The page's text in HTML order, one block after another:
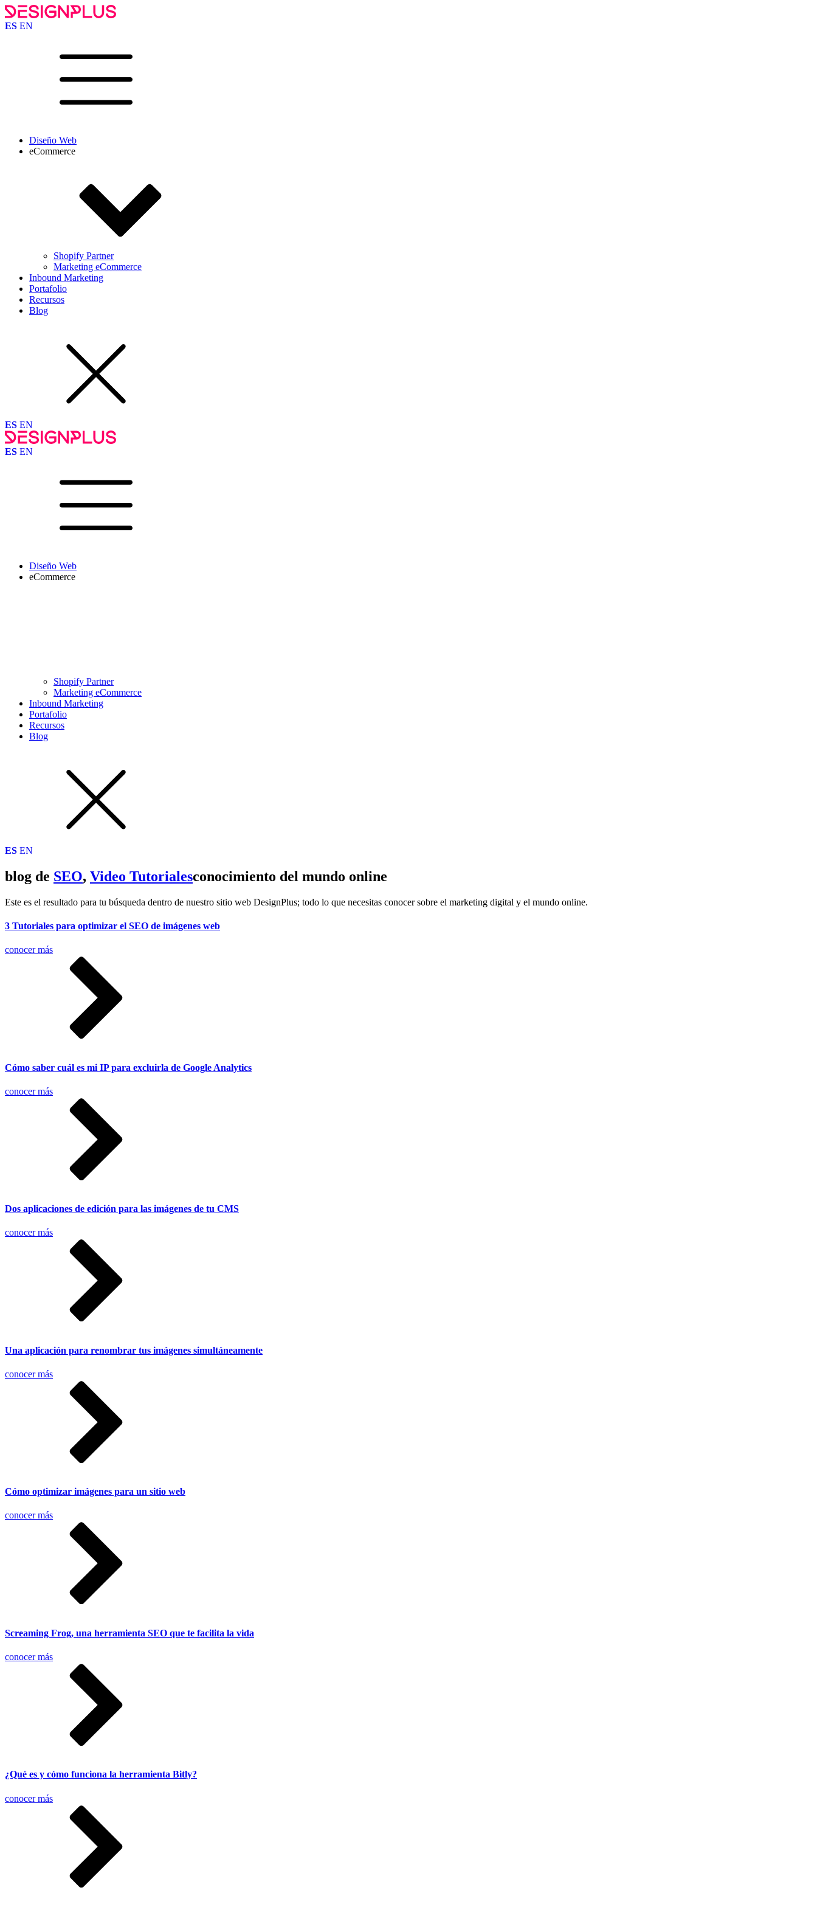
ES EN
Diseño Web
eCommerce
Shopify Partner
Marketing eCommerce
Inbound Marketing
Portafolio
Recursos
Blog
ES EN
ES EN
Diseño Web
eCommerce
Shopify Partner
Marketing eCommerce
Inbound Marketing
Portafolio
Recursos
Blog
ES EN
blog de SEO, Video Tutorialesconocimiento del mundo online
Este es el resultado para tu búsqueda dentro de nuestro sitio web DesignPlus; todo lo que necesitas conocer sobre el marketing digital y el mundo online.
3 Tutoriales para optimizar el SEO de imágenes web
conocer más
Cómo saber cuál es mi IP para excluirla de Google Analytics
conocer más
Dos aplicaciones de edición para las imágenes de tu CMS
conocer más
Una aplicación para renombrar tus imágenes simultáneamente
conocer más
Cómo optimizar imágenes para un sitio web
conocer más
Screaming Frog, una herramienta SEO que te facilita la vida
conocer más
¿Qué es y cómo funciona la herramienta Bitly?
conocer más